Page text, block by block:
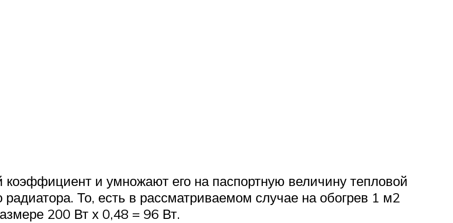
и умножают его на паспортную величину тепловой
То, есть в рассматриваемом случае на обогрев 1 м2
200 Вт х 0,48 = 96 Вт.